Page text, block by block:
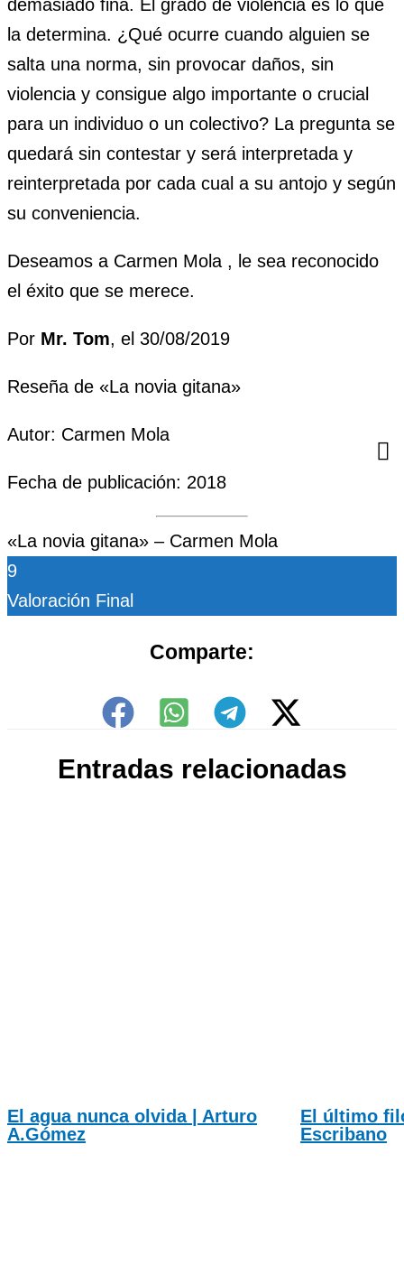
demasiado fina. El grado de violencia es lo que
la determina. ¿Qué ocurre cuando alguien se
salta una norma, sin provocar daños, sin
violencia y consigue algo importante o crucial
para un individuo o un colectivo? La pregunta se
quedará sin contestar y será interpretada y
reinterpretada por cada cual a su antojo y según
su conveniencia.
Deseamos a Carmen Mola , le sea reconocido
el éxito que se merece.
Por Mr. Tom, el 30/08/2019
Reseña de «La novia gitana»
Autor: Carmen Mola
Fecha de publicación: 2018
«La novia gitana» – Carmen Mola
9
Valoración Final
Comparte:
Entradas relacionadas
El agua nunca olvida | Arturo
A.Gómez
El último
Escribano